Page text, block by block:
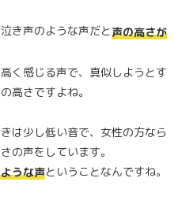
き声のような声だと声の高さが
く感じる声で、真似しようとす
高さですよね。
は少し低い音で、女性の方なら
の声をしています。
うな声ということなんですね。